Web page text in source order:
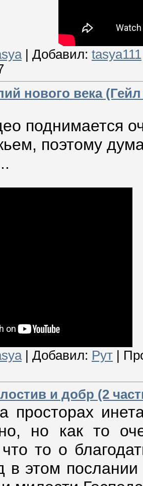
| Добавил: tasya111
нового века
поднимается
поэтому
| Добавил: Рут |
и добр (2
просторах
но как то
то о
в этом